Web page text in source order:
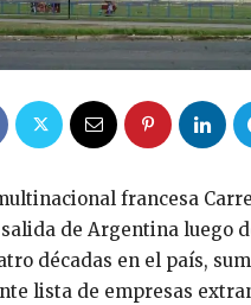
francesa
salida de Argentina luego
décadas en el país,
lista de empresas